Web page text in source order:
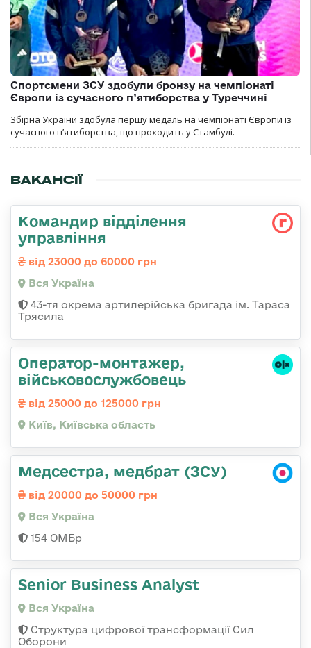
Спортсмени ЗСУ здобули бронзу на чемпіонаті
Європи із сучасного п’ятиборства у Туреччині
Збірна України здобула першу медаль на чемпіонаті Європи із
сучасного п’ятиборства, що проходить у Стамбулі.
ВАКАНСІЇ
Командир відділення
управління
від 23000 до 60000 грн
Вся Україна
43-тя окрема артилерійська бригада ім. Тараса
Трясила
Оператор-монтажер,
військовослужбовець
від 25000 до 125000 грн
Київ, Київська область
Медсестра, медбрат (ЗСУ)
від 20000 до 50000 грн
Вся Україна
154 ОМБр
Senior Business Analyst
Вся Україна
Структура цифрової трансформації Сил
Оборони